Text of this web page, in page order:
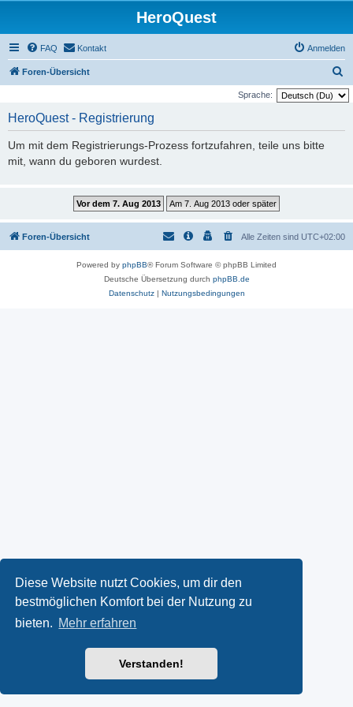
Diese Website nutzt Cookies, um dir den
bestmöglichen Komfort bei der Nutzung zu
bieten. Mehr erfahren
Verstanden!
HeroQuest
FAQ Kontakt Anmelden
Foren-Übersicht
u
Sprache:
HeroQuest - Registrierung
Um mit dem Registrierungs-Prozess fortzufahren, teile uns bitte
mit, wann du geboren wurdest.
Foren-Übersicht Alle Zeiten sind UTC+02:00
Powered by phpBB® Forum Software © phpBB Limited
Deutsche Übersetzung durch phpBB.de
Datenschutz| Nutzungsbedingungen